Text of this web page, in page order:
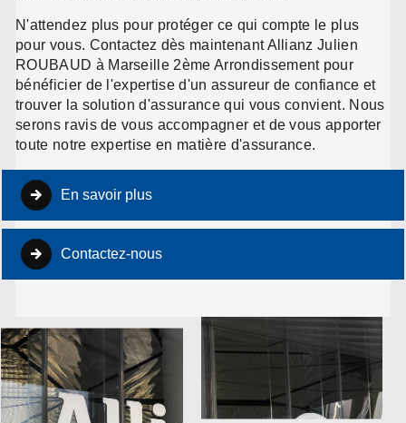
N'attendez plus pour protéger ce qui compte le plus
pour vous. Contactez dès maintenant Allianz Julien
ROUBAUD à Marseille 2ème Arrondissement pour
bénéficier de l'expertise d'un assureur de confiance et
trouver la solution d'assurance qui vous convient. Nous
serons ravis de vous accompagner et de vous apporter
toute notre expertise en matière d'assurance.
En savoir plus
Contactez-nous